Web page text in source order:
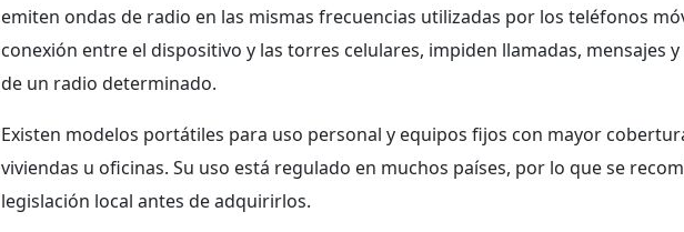
emiten ondas de radio en las mismas frecuencias utilizadas por los teléfonos
conexión entre el dispositivo y las torres celulares, impiden llamadas, mensajes
de un radio determinado.
Existen modelos portátiles para uso personal y equipos fijos con mayor
viviendas u oficinas. Su uso está regulado en muchos países, por lo que se
legislación local antes de adquirirlos.